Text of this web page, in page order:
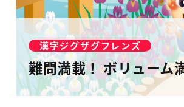
漢字ジグザグフレンズ
難問満載！ ボリューム